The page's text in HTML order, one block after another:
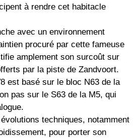
à rendre cet habitacle
avec un environnement
procuré par cette fameuse
amplement son surcoût sur
par la piste de Zandvoort.
est basé sur le bloc N63 de la
pas sur le S63 de la M5, qui
évolutions techniques, notamment
pour porter son